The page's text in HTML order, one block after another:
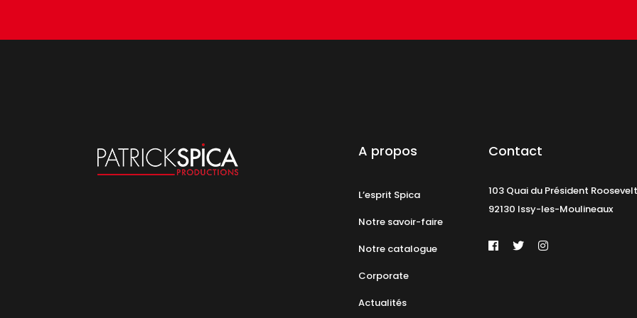
A propos
L’esprit Spica
Notre savoir-faire
Notre catalogue
Corporate
Actualités
Contact
103 Quai du Président Roosevelt
92130 Issy-les-Moulineaux